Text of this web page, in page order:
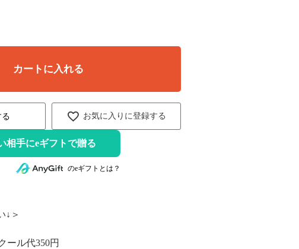
お気に入りに登録する
カートに入れる
相手にeギフトで贈る
のeギフトとは？
る
↓＞
ール代350円